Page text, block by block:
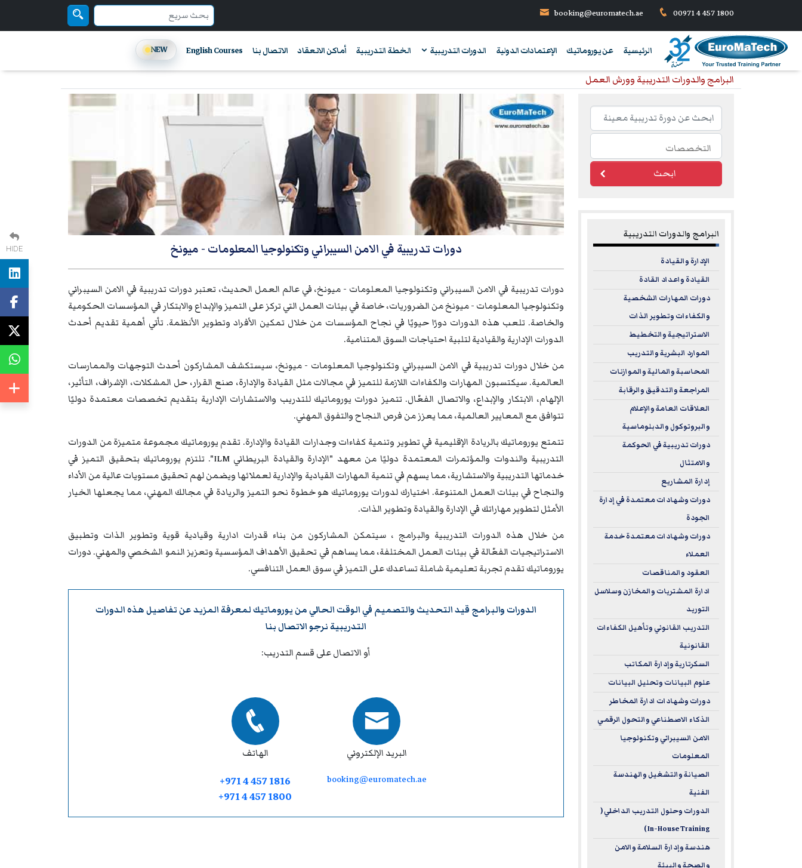
00971 4 457 1800
booking@euromatech.ae
الرئيسية عن يوروماتيك الإعتمادات الدولية الدورات التدريبية الخطة التدريبية أماكن الانعقاد الاتصال بنا English Courses
NEW
البرامج والدورات التدريبية وورش العمل
دورات تدريبية في الامن السيبراني وتكنولوجيا المعلومات - ميونخ
دورات تدريبية في الامن السيبراني وتكنولوجيا المعلومات - ميونخ، في عالم العمل الحديث، تعتبر دورات تدريبية في الامن السيبراني
وتكنولوجيا المعلومات - ميونخ من الضروريات، خاصة في بيئات العمل التي تركز على التميز والإبداع والابتكار في المؤسسات الحكومية
والخاصة. تلعب هذه الدورات دورًا حيويًا في نجاح المؤسسات من خلال تمكين الأفراد وتطوير الأنظمة. تأتي أهمية تقديم أحدث
الدورات الإدارية والقيادية لتلبية احتياجات السوق المتنامية.
من خلال دورات تدريبية في الامن السيبراني وتكنولوجيا المعلومات - ميونخ، سيستكشف المشاركون أحدث التوجهات والممارسات
العالمية. سيكتسبون المهارات والكفاءات اللازمة للتميز في مجالات مثل القيادة والإدارة، صنع القرار، حل المشكلات، الإشراف، التأثير،
الإلهام، الابتكار والإبداع، والاتصال الفعّال. تتميز دورات يوروماتيك للتدريب والاستشارات الإدارية بتقديم تخصصات معتمدة دوليًا
تتوافق مع المعايير العالمية، مما يعزز من فرص النجاح والتفوق المهني.
تتمتع يوروماتيك بالريادة الإقليمية في تطوير وتنمية كفاءات وجدارات القيادة والإدارة. تقدم يوروماتيك مجموعة متميزة من الدورات
التدريبية والندوات والمؤتمرات المعتمدة دوليًا من معهد "الإدارة والقيادة البريطاني ILM". تلتزم يوروماتيك بتحقيق التميز في
خدماتها التدريبية والاستشارية، مما يسهم في تنمية المهارات القيادية والإدارية لعملائها ويضمن لهم تحقيق مستويات عالية من الأداء
والنجاح في بيئات العمل المتنوعة. اختيارك لدورات يوروماتيك هو خطوة نحو التميز والريادة في مجالك المهني، مما يجعلها الخيار
الأمثل لتطوير مهاراتك في الإدارة والقيادة وتطوير الذات.
من خلال هذه الدورات التدريبية والبرامج ، سيتمكن المشاركون من بناء قدرات ادارية وقيادية قوية وتطوير الذات وتطبيق
الاستراتيجيات الفعّالة في بيئات العمل المختلفة، مما يساهم في تحقيق الأهداف المؤسسية وتعزيز النمو الشخصي والمهني. دورات
يوروماتيك تقدم تجربة تعليمية شاملة تساعدك على التميز في سوق العمل التنافسي.
الدورات والبرامج قيد التحديث والتصميم في الوقت الحالي منيوروماتيكلمعرفة المزيد عن تفاصيل هذه الدورات
التدريبية نرجوالاتصال بنا
أو الاتصال على قسم التدريب:
البريد الإلكتروني
booking@euromatech.ae
الهاتف
+971 4 457 1816
+971 4 457 1800
ابحث
البرامج والدورات التدريبية
الإدارة والقيادة
القيادة واعداد القادة
دورات المهارات الشخصية
والكفاءات وتطوير الذات
الاستراتيجية والتخطيط
الموارد البشرية والتدريب
المحاسبة والمالية والموازنات
المراجعة والتدقيق والرقابة
العلاقات العامة والإعلام
والبروتوكول والدبلوماسية
دورات تدريبية في الحوكمة
والامتثال
إدارة المشاريع
دورات وشهادات معتمدة في إدارة
الجودة
دورات وشهادات معتمدة خدمة
العملاء
العقود والمناقصات
ادارة المشتريات والمخازن وسلاسل
التوريد
التدريب القانوني وتأهيل الكفاءات
القانونية
السكرتارية وإدارة المكاتب
علوم البيانات وتحليل البيانات
دورات وشهادات ادارة المخاطر
الذكاء الاصطناعي والتحول الرقمي
الامن السيبراني وتكنولوجيا
المعلومات
الصيانة والتشغيل والهندسة
الفنية
الدورات وحلول التدريب الداخلي (
In-House Training )
هندسة وإدارة السلامة والامن
والصحة والبيئة
HIDE